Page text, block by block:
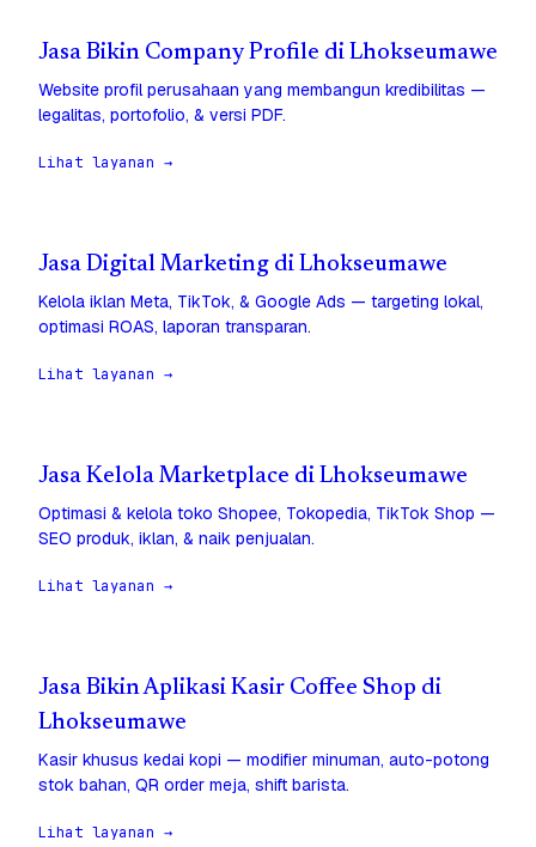
Jasa Bikin Company Profile di Lhokseumawe
Website profil perusahaan yang membangun kredibilitas —
legalitas, portofolio, & versi PDF.
Lihat layanan →
Jasa Digital Marketing di Lhokseumawe
Kelola iklan Meta, TikTok, & Google Ads — targeting lokal,
optimasi ROAS, laporan transparan.
Lihat layanan →
Jasa Kelola Marketplace di Lhokseumawe
Optimasi & kelola toko Shopee, Tokopedia, TikTok Shop —
SEO produk, iklan, & naik penjualan.
Lihat layanan →
Jasa Bikin Aplikasi Kasir Coffee Shop di
Lhokseumawe
Kasir khusus kedai kopi — modifier minuman, auto-potong
stok bahan, QR order meja, shift barista.
Lihat layanan →